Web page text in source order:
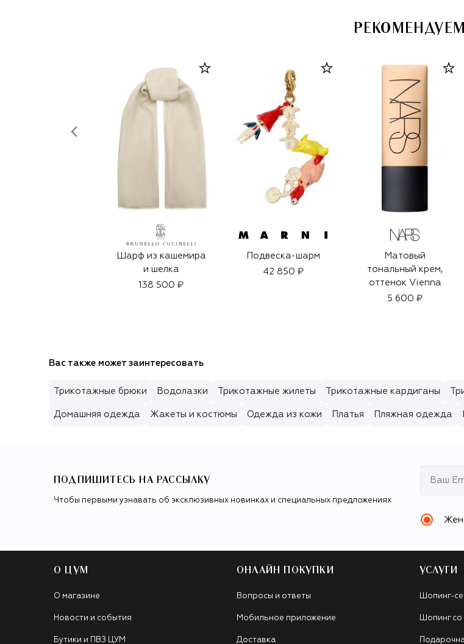
РЕКОМЕНДУЕМ
Шарф из кашемира
и шелка
138 500 ₽
Подвеска-шарм
42 850 ₽
Матовый
тональный крем,
оттенок Vienna
5 600 ₽
Вас также может заинтересовать
Трикотажные брюки Водолазки Трикотажные жилеты Трикотажные кардиганы
Домашняя одежда Жакеты и костюмы Одежда из кожи Платья Пляжная одежда
ПОДПИШИТЕСЬ НА РАССЫЛКУ
Чтобы первыми узнавать об эксклюзивных новинках и специальных предложениях
О ЦУМ
О магазине
Новости и события
Бутики и ПВЗ ЦУМ
ОНЛАЙН ПОКУПКИ
Вопросы и ответы
Мобильное приложение
Доставка
УСЛУГИ
Шопинг-
Шопинг со